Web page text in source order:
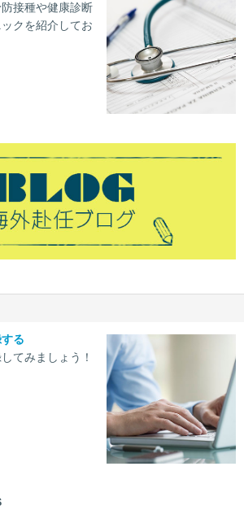
接種や健康診断
クを紹介してお
る
てみましょう！